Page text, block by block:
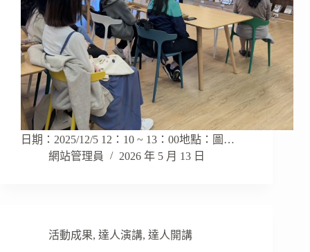
日期：2025/12/5 12：10 ~ 13：00地點：圖…
網站管理員
2026 年 5 月 13 日
活動成果, 達人演講, 達人開講